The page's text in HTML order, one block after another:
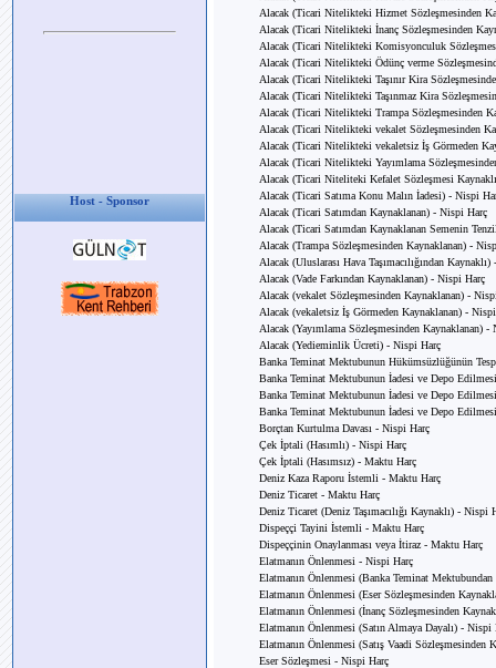
Host - Sponsor
Alacak (Ticari Nitelikteki Hizmet Sözleşmesinden
Alacak (Ticari Nitelikteki İnanç Sözleşmesinden
Alacak (Ticari Nitelikteki Komisyonculuk
Alacak (Ticari Nitelikteki Ödünç verme
Alacak (Ticari Nitelikteki Taşınır Kira
Alacak (Ticari Nitelikteki Taşınmaz Kira
Alacak (Ticari Nitelikteki Trampa Sözleşmesinden
Alacak (Ticari Nitelikteki vekalet Sözleşmesinden
Alacak (Ticari Nitelikteki vekaletsiz İş Görmeden
Alacak (Ticari Nitelikteki Yayımlama
Alacak (Ticari Niteliteki Kefalet Sözleşmesi
Alacak (Ticari Satıma Konu Malın İadesi) - Nispi
Alacak (Ticari Satımdan Kaynaklanan) - Nispi Harç
Alacak (Ticari Satımdan Kaynaklanan Semenin
Alacak (Trampa Sözleşmesinden Kaynaklanan) -
Alacak (Uluslarası Hava Taşımacılığından
Alacak (Vade Farkından Kaynaklanan) - Nispi Harç
Alacak (vekalet Sözleşmesinden Kaynaklanan) -
Alacak (vekaletsiz İş Görmeden Kaynaklanan) -
Alacak (Yayımlama Sözleşmesinden Kaynaklanan) -
Alacak (Yedieminlik Ücreti) - Nispi Harç
Banka Teminat Mektubunun Hükümsüzlüğünün
Banka Teminat Mektubunun İadesi ve Depo
Banka Teminat Mektubunun İadesi ve Depo
Banka Teminat Mektubunun İadesi ve Depo
Borçtan Kurtulma Davası - Nispi Harç
Çek İptali (Hasımlı) - Nispi Harç
Çek İptali (Hasımsız) - Maktu Harç
Deniz Kaza Raporu İstemli - Maktu Harç
Deniz Ticaret - Maktu Harç
Deniz Ticaret (Deniz Taşımacılığı Kaynaklı) - Nispi
Dispeççi Tayini İstemli - Maktu Harç
Dispeççinin Onaylanması veya İtiraz - Maktu Harç
Elatmanın Önlenmesi - Nispi Harç
Elatmanın Önlenmesi (Banka Teminat
Elatmanın Önlenmesi (Eser Sözleşmesinden
Elatmanın Önlenmesi (İnanç Sözleşmesinden
Elatmanın Önlenmesi (Satın Almaya Dayalı) - Nispi
Elatmanın Önlenmesi (Satış Vaadi Sözleşmesinden
Eser Sözleşmesi - Nispi Harç